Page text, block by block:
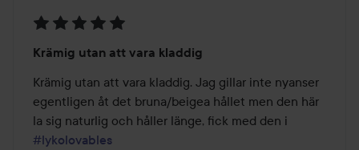
5
av
5
Krämig utan att vara kladdig
Krämig utan att vara kladdig. Jag gillar inte nyanser
egentligen åt det bruna/beigea hållet men den här
#lykolovables